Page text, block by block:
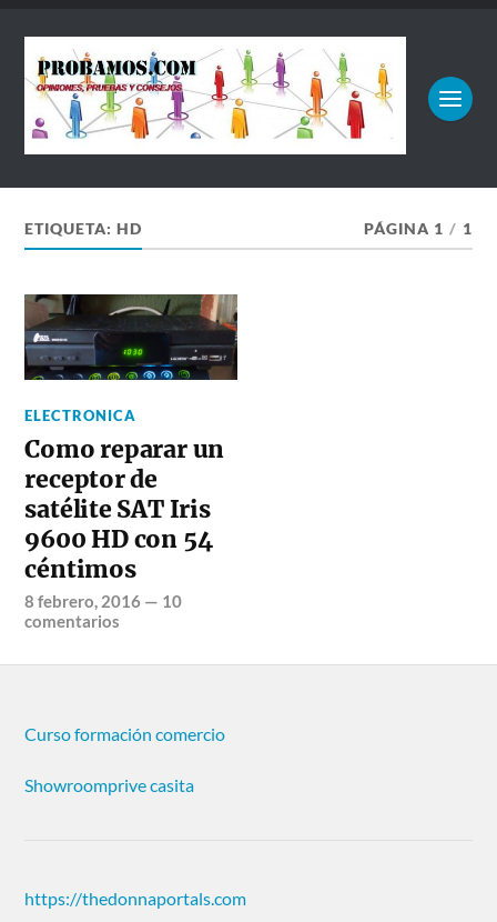
ETIQUETA:HD PÁGINA 1 / 1
ELECTRONICA
Como reparar un
receptor de
satélite SAT Iris
9600 HD con 54
céntimos
8 febrero, 2016 — 10
comentarios
Curso formación comercio
Showroomprive casita
https://thedonnaportals.com